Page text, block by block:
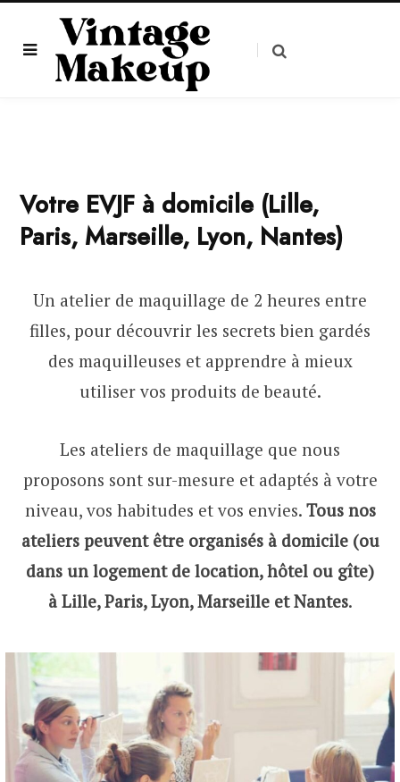
Votre EVJF à domicile (Lille,
Paris, Marseille, Lyon, Nantes)
Un atelier de maquillage de 2 heures entre
filles, pour découvrir les secrets bien gardés
des maquilleuses et apprendre à mieux
utiliser vos produits de beauté.
Les ateliers de maquillage que nous
proposons sont sur-mesure et adaptés à votre
niveau, vos habitudes et vos envies. Tous nos
ateliers peuvent être organisés à domicile (ou
dans un logement de location, hôtel ou gîte)
à Lille, Paris, Lyon, Marseille et Nantes.